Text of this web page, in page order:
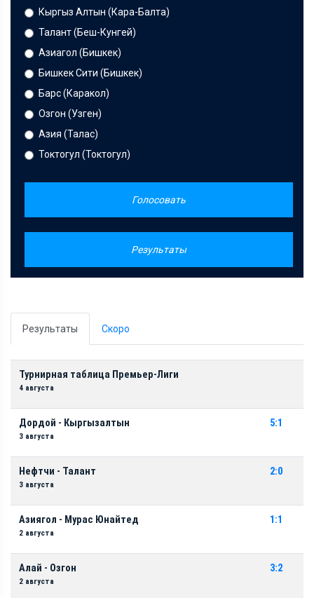
Кыргыз Алтын (Кара-Балта)
Талант (Беш-Кунгей)
Азиагол (Бишкек)
Бишкек Сити (Бишкек)
Барс (Каракол)
Озгон (Узген)
Азия (Талас)
Токтогул (Токтогул)
Голосовать
Результаты
Результаты Скоро
Турнирная таблица Премьер-Лиги
4 августа
Дордой - Кыргызалтын
3 августа
5:1
Нефтчи - Талант
3 августа
2:0
Азиягол - Мурас Юнайтед
2 августа
1:1
Алай - Озгон
2 августа
3:2